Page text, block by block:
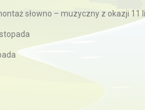
słowno – muzyczny z okazji 11